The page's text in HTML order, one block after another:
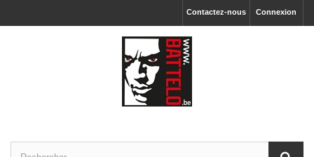
Connexion
Contactez-nous